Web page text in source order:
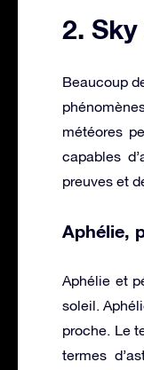
2.
Beaucoup
météores
capables
preuves et
Aphélie,
Aphélie et
soleil.
proche. Le
termes